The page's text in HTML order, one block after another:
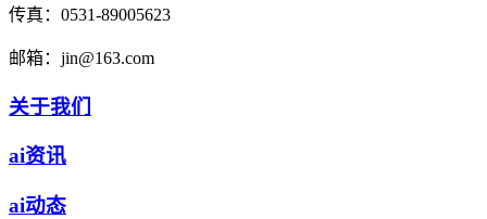
传真： 0531-89005623
邮箱： jin@163.com
关于我们
ai资讯
ai动态